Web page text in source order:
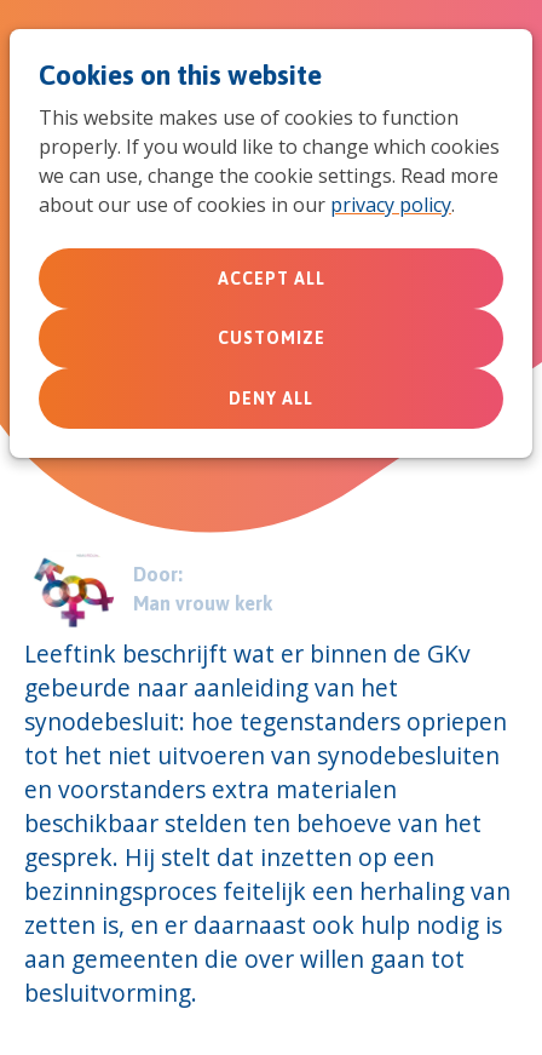
Cookies on this website
This website makes use of cookies to function
properly. If you would like to change which cookies
we can use, change the cookie settings. Read more
about our use of cookies in our privacy policy.
ACCEPT ALL
CUSTOMIZE
DENY ALL
Eén jaar na de GKv-besluiten
over de vrouw in het ambt
(stand van zaken en
July 4, 2018
Door:
Man vrouw kerk
Leeftink beschrijft wat er binnen de GKv
gebeurde naar aanleiding van het
synodebesluit: hoe tegenstanders opriepen
tot het niet uitvoeren van synodebesluiten
en voorstanders extra materialen
beschikbaar stelden ten behoeve van het
gesprek. Hij stelt dat inzetten op een
bezinningsproces feitelijk een herhaling van
zetten is, en er daarnaast ook hulp nodig is
aan gemeenten die over willen gaan tot
besluitvorming.